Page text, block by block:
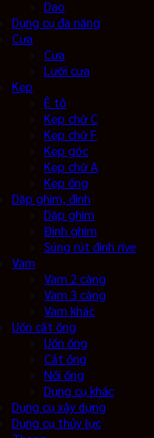
Dao
Dụng cụ đa năng
Cưa
Cưa
Lưỡi cưa
Kẹp
Ê tô
Kẹp chữ C
Kẹp chữ F
Kẹp góc
Kẹp chữ A
Kẹp ống
Dập ghim, đinh
Dập ghim
Đinh ghim
Súng rút đinh rive
Vam
Vam 2 càng
Vam 3 càng
Vam khác
Uốn cắt ống
Uốn ống
Cắt ống
Nối ống
Dụng cụ khác
Dụng cụ xây dựng
Dụng cụ thủy lực